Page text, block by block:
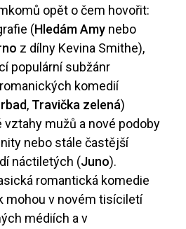
opět o čem hovořit:
(Hledám Amy nebo
z dílny Kevina Smithe),
populární subžánr
komedií
, Travička zelená)
mužů a nové podoby
nebo stále častější
náctiletých (Juno).
romantická komedie
mohou v novém tisíciletí
médiích a v